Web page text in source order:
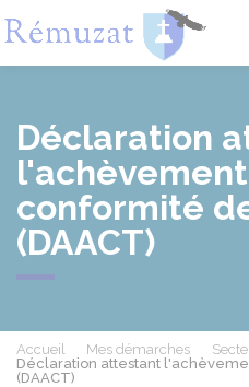
Déclaration
conformité
(DAACT)
Accueil Mes démarches
Déclaration attestant
(DAACT)